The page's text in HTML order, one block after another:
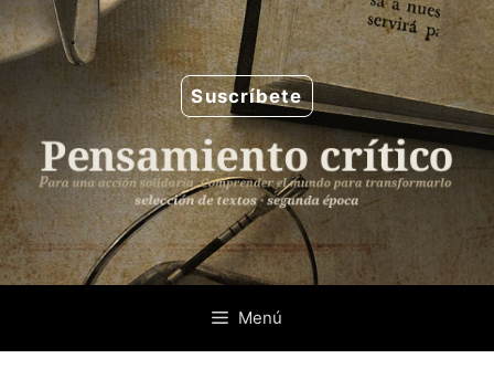
Saltar
al
contenido
Suscríbete
Menú